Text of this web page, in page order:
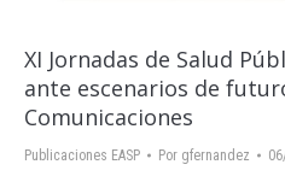
XI Jornadas de Salud
ante escenarios de
Comunicaciones
Publicaciones EASP Por gfernandez